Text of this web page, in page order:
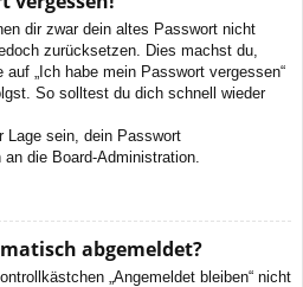
dir zwar dein altes Passwort nicht
zurücksetzen. Dies machst du,
„Ich habe mein Passwort vergessen“
So solltest du dich schnell wieder
Lage sein, dein Passwort
die Board-Administration.
abgemeldet?
„Angemeldet bleiben“ nicht